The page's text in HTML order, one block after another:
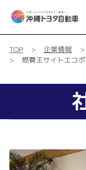
TOP 企業情報
燃費王サイトエコ